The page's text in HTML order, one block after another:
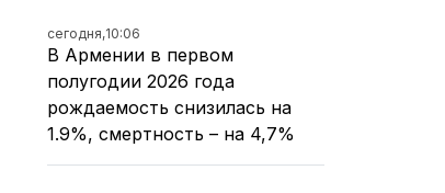
сегодня,10:06
В Армении в первом
полугодии 2026 года
рождаемость снизилась на
1.9%, смертность – на 4,7%